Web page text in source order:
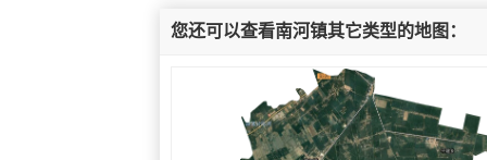
您还可以查看南河镇其它类型的地图：